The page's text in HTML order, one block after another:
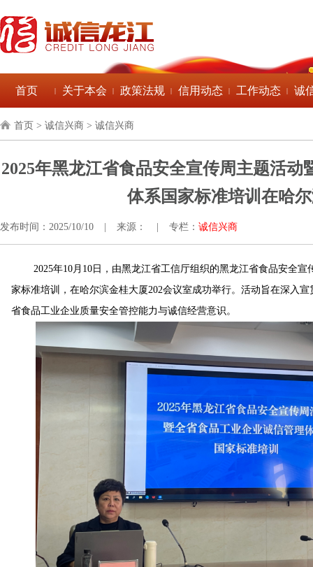
首页 | 关于本会 | 政策法规 | 信用动态 | 工作动态 | 诚
首页 > 诚信兴商 > 诚信兴商
2025年黑龙江省食品安全宣传周主题活
体系国家标准培训在哈
发布时间：2025/10/10 来源： 专栏： 诚信兴商
2025年10月10日， 由黑龙江省工信厅组织的黑龙江省食品安全宣
家标准培训，在哈尔滨金桂大厦202会议室成功举行。活动旨在深入
省食品工业企业质量安全管控能力与诚信经营意识。